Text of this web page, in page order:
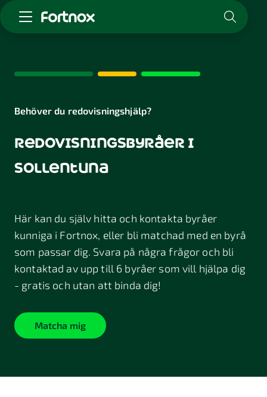
Skaffa Fortnox
Kunskap & inspiration
Logga in
Kontakt
Behöver du redovisningshjälp?
redovisningsbyråer i
sollentuna
Här kan du själv hitta och kontakta byråer
kunniga i Fortnox, eller bli matchad med en byrå
som passar dig. Svara på några frågor och bli
kontaktad av upp till 6 byråer som vill hjälpa dig
- gratis och utan att binda dig!
Matcha mig